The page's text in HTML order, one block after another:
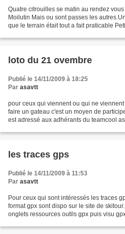
Quatre citrouilles se matin au rendez
Moilutin Mais ou sont passes les
que le terrain était tout a fait praticable
loto du 21 ovembre
Publié le 14/11/2009 à 18:25
Par asavtt
pour ceux qui viennent ou qui ne
faire un gateau c'est un moyen de
est adressé aux adhérants du teamcool
les traces gps
Publié le 14/11/2009 à 11:53
Par asavtt
Pour ceux qui sont intéressés les traces
format gpx sont dispo sur le site de
onglets ressources outils gpx puis visu